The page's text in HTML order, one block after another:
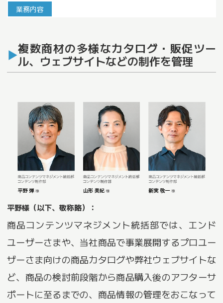
業務内容
複数商材の多様なカタログ・販促ツー
ル、ウェブサイトなどの制作を管理
平野様（以下、敬称略）：
商品コンテンツマネジメント統括部では、エンド
ユーザーさまや、当社商品で事業展開するプロユー
ザーさま向けの商品カタログや弊社ウェブサイトな
ど、商品の検討前段階から商品購入後のアフターサ
ポートに至るまでの、商品情報の管理をおこなって